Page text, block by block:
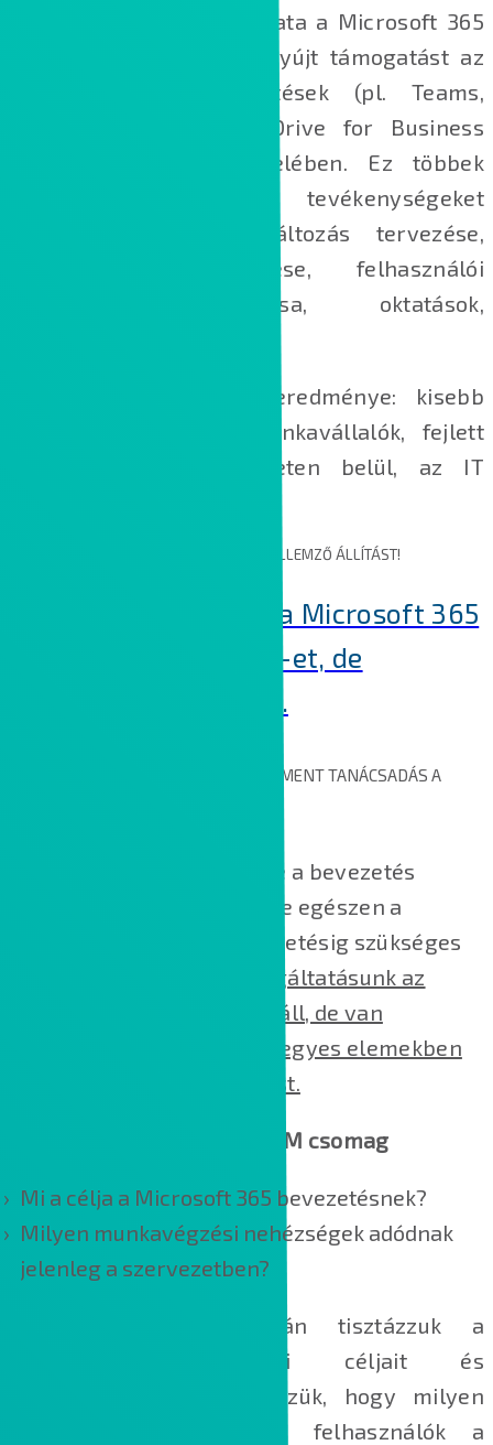
Management, ACM) csapata a Microsoft 365
termékpaletta kapcsán nyújt támogatást az
ügyfeleknek a bevezetések (pl. Teams,
SharePoint Online, OneDrive for Business
stb.) hatékonyabbá tételében. Ez többek
között a következő tevékenységeket
foglalhatja magába: változás tervezése,
kommunikáció tervezése, felhasználói
tudásbázis kialakítása, oktatások,
A sikeres tanácsadás eredménye: kisebb
ellenállás, elégedett munkavállalók, fejlett
kollaboráció a szervezeten belül, az IT
KÉRJÜK, VÁLASSZA KI A SZERVEZETÉRE JELLEMZŐ ÁLLÍTÁST!
Még nem használjuk a Microsoft 365
termékeket és Teams-et, de
szeretnénk bevezetni.
ADAPTÁCIÓS ÉS VÁLTOZÁSMENEDZSMENT TANÁCSADÁS A
A változásmenedzsmentre a bevezetés
nulladik pillanatától kezdve egészen a
bevezetést követő utánkövetésig szükséges
A szolgáltatásunk az
alábbi részfolyamatokból áll, de van
lehetőség arra is, hogy az egyes elemekben
külön nyújtsunk támogatást.
1. Üzleti igényfelmérési ACM csomag
Mi a célja a Microsoft 365 bevezetésnek?
Milyen munkavégzési nehézségek adódnak
jelenleg a szervezetben?
Az igényfelmérés során tisztázzuk a
szervezet informatikai céljait és
szükségleteit, feltérképezzük, hogy milyen
kihívásokba ütköznek a felhasználók a